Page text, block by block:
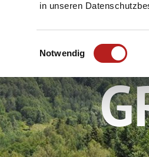
in unseren
i
w
i
l
l
i
Notwendig